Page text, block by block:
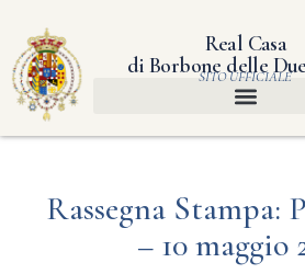
Real Casa
di Borbone delle
SITO UFFICIALE
Rassegna Stampa:
– 10 maggio